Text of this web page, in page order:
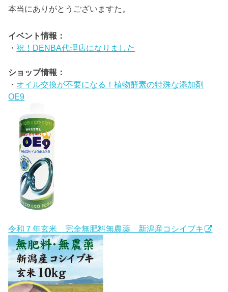
本当にありがとうございますた。
イベント情報：
・祝！DENBA代理店になりました
ショップ情報：
・ オイル交換が不要になる！植物酵素の特殊な添加剤
OE9
令和７年玄米 完全無肥料無農薬 新潟産コシイブキ